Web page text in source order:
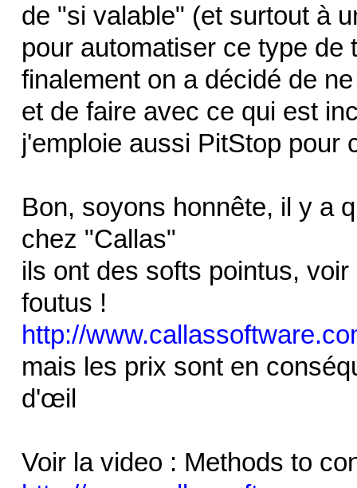
de "si valable" (et surtout à
pour automatiser ce type de
finalement on a décidé de
et de faire avec ce qui est
j'emploie aussi PitStop pour
Bon, soyons honnête, il y a
chez "Callas"
ils ont des softs pointus,
foutus !
http://
mais les prix sont en
d'œil
Voir la video : Methods to